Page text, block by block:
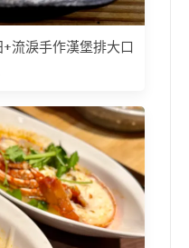
流淚手作漢堡排大口